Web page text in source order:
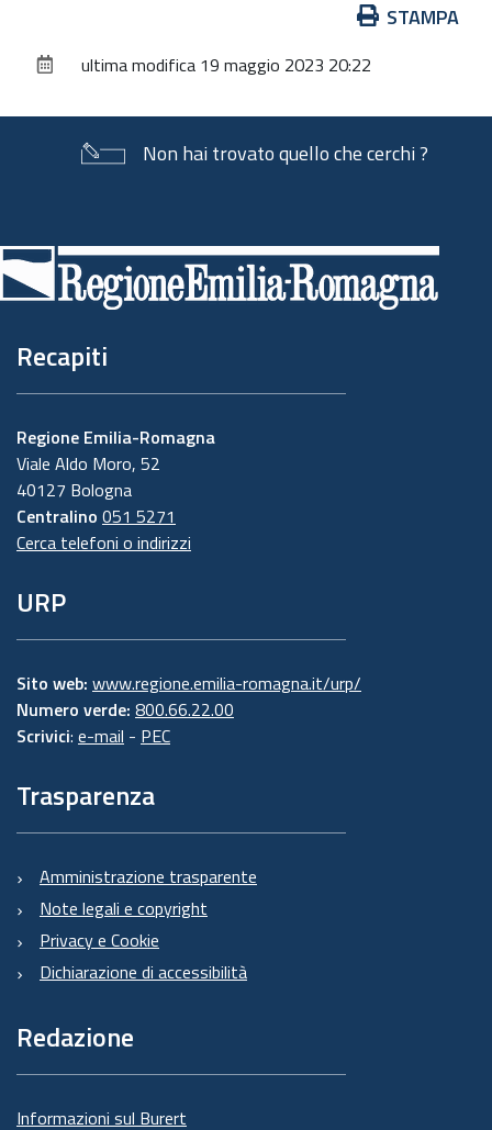
documento
STAMPA
ultima modifica 19 maggio 2023 20:22
Non hai trovato quello che cerchi ?
di
pagina
Recapiti
Regione Emilia-Romagna
Viale Aldo Moro, 52
40127 Bologna
Centralino 051 5271
Cerca telefoni o indirizzi
URP
Sito web: www.regione.emilia-romagna.it/urp/
Numero verde: 800.66.22.00
Scrivici: e-mail - PEC
Trasparenza
Amministrazione trasparente
Note legali e copyright
Privacy e Cookie
Dichiarazione di accessibilità
Redazione
Informazioni sul Burert